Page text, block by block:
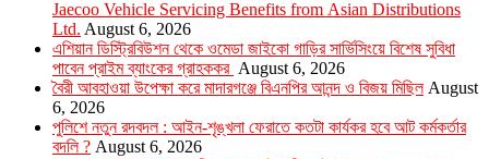
Jaecoo Vehicle Servicing Benefits from Asian Distributions
Ltd. August 6, 2026
এশিয়ান ডিস্ট্রিবিউশন থেকে ওমেডা জাইকো গাড়ির সার্ভিসিংয়ে বিশেষ সুবিধা
পাবেন প্রাইম ব্যাংকের গ্রাহককর August 6, 2026
বৈরী আবহাওয়া উপেক্ষা করে মাদারগঞ্জে বিএনপির আনন্দ ও বিজয় মিছিল August
6, 2026
পুলিশে নতুন রদবদল : আইন-শৃঙ্খলা ফেরাতে কতটা কার্যকর হবে আট কর্মকর্তার
বদলি ? August 6, 2026